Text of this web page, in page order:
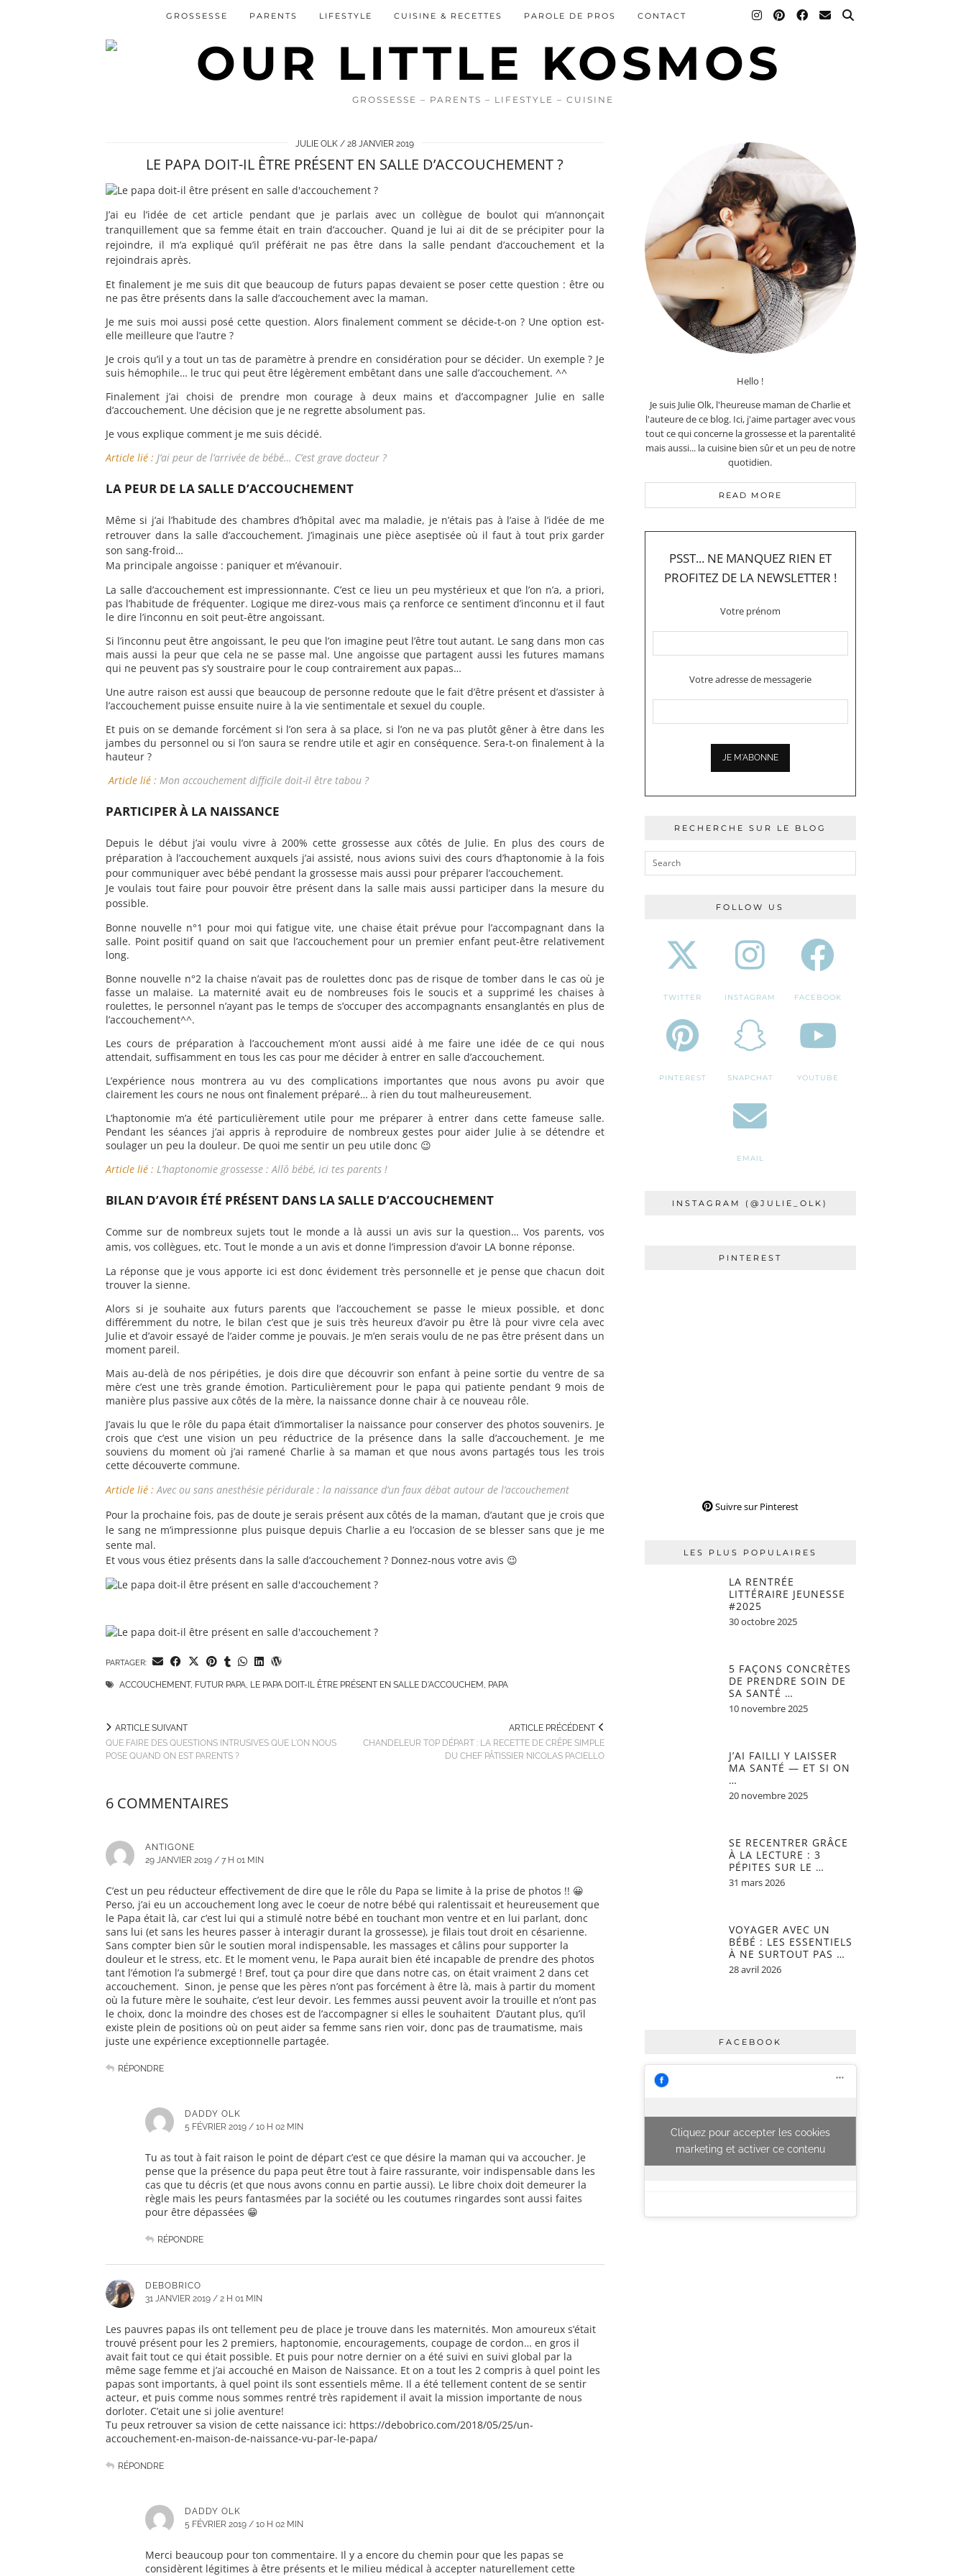
GROSSESSE – PARENTS – LIFESTYLE – CUISINE
GROSSESSE PARENTS LIFESTYLE CUISINE & RECETTES PAROLE DE PROS CONTACT
JULIE OLK 28 JANVIER 2019
LE PAPA DOIT-IL ÊTRE PRÉSENT EN SALLE D’ACCOUCHEMENT ?
J’ai eu l’idée de cet article pendant que je parlais avec un collègue de boulot qui m’annonçait
tranquillement que sa femme était en train d’accoucher. Quand je lui ai dit de se précipiter pour la
rejoindre, il m’a expliqué qu’il préférait ne pas être dans la salle pendant d’accouchement et la
rejoindrais après.
Et finalement je me suis dit que beaucoup de futurs papas devaient se poser cette question : être ou
ne pas être présents dans la salle d’accouchement avec la maman.
Je me suis moi aussi posé cette question. Alors finalement comment se décide-t-on ? Une option est-
elle meilleure que l’autre ?
Je crois qu’il y a tout un tas de paramètre à prendre en considération pour se décider. Un exemple ? Je
suis hémophile… le truc qui peut être légèrement embêtant dans une salle d’accouchement. ^^
Finalement j’ai choisi de prendre mon courage à deux mains et d’accompagner Julie en salle
d’accouchement. Une décision que je ne regrette absolument pas.
Je vous explique comment je me suis décidé.
Article lié : J’ai peur de l’arrivée de bébé… C’est grave docteur ?
LA PEUR DE LA SALLE D’ACCOUCHEMENT
Même si j’ai l’habitude des chambres d’hôpital avec ma maladie, je n’étais pas à l’aise à l’idée de me
retrouver dans la salle d’accouchement. J’imaginais une pièce aseptisée où il faut à tout prix garder
son sang-froid…
Ma principale angoisse : paniquer et m’évanouir.
La salle d’accouchement est impressionnante. C’est ce lieu un peu mystérieux et que l’on n’a, a priori,
pas l’habitude de fréquenter. Logique me direz-vous mais ça renforce ce sentiment d’inconnu et il faut
le dire l’inconnu en soit peut-être angoissant.
Si l’inconnu peut être angoissant, le peu que l’on imagine peut l’être tout autant. Le sang dans mon cas
mais aussi la peur que cela ne se passe mal. Une angoisse que partagent aussi les futures mamans
qui ne peuvent pas s’y soustraire pour le coup contrairement aux papas…
Une autre raison est aussi que beaucoup de personne redoute que le fait d’être présent et d’assister à
l’accouchement puisse ensuite nuire à la vie sentimentale et sexuel du couple.
Et puis on se demande forcément si l’on sera à sa place, si l’on ne va pas plutôt gêner à être dans les
jambes du personnel ou si l’on saura se rendre utile et agir en conséquence. Sera-t-on finalement à la
hauteur ?
Article lié : Mon accouchement difficile doit-il être tabou ?
PARTICIPER À LA NAISSANCE
Depuis le début j’ai voulu vivre à 200% cette grossesse aux côtés de Julie. En plus des cours de
préparation à l’accouchement auxquels j’ai assisté, nous avions suivi des cours d’haptonomie à la fois
pour communiquer avec bébé pendant la grossesse mais aussi pour préparer l’accouchement.
Je voulais tout faire pour pouvoir être présent dans la salle mais aussi participer dans la mesure du
possible.
Bonne nouvelle n°1 pour moi qui fatigue vite, une chaise était prévue pour l’accompagnant dans la
salle. Point positif quand on sait que l’accouchement pour un premier enfant peut-être relativement
long.
Bonne nouvelle n°2 la chaise n’avait pas de roulettes donc pas de risque de tomber dans le cas où je
fasse un malaise. La maternité avait eu de nombreuses fois le soucis et a supprimé les chaises à
roulettes, le personnel n’ayant pas le temps de s’occuper des accompagnants ensanglantés en plus de
l’accouchement^^.
Les cours de préparation à l’accouchement m’ont aussi aidé à me faire une idée de ce qui nous
attendait, suffisamment en tous les cas pour me décider à entrer en salle d’accouchement.
L’expérience nous montrera au vu des complications importantes que nous avons pu avoir que
clairement les cours ne nous ont finalement préparé… à rien du tout malheureusement.
L’haptonomie m’a été particulièrement utile pour me préparer à entrer dans cette fameuse salle.
Pendant les séances j’ai appris à reproduire de nombreux gestes pour aider Julie à se détendre et
soulager un peu la douleur. De quoi me sentir un peu utile donc 😉
Article lié : L’haptonomie grossesse : Allô bébé, ici tes parents !
BILAN D’AVOIR ÉTÉ PRÉSENT DANS LA SALLE D’ACCOUCHEMENT
Comme sur de nombreux sujets tout le monde a là aussi un avis sur la question… Vos parents, vos
amis, vos collègues, etc. Tout le monde a un avis et donne l’impression d’avoir LA bonne réponse.
La réponse que je vous apporte ici est donc évidement très personnelle et je pense que chacun doit
trouver la sienne.
Alors si je souhaite aux futurs parents que l’accouchement se passe le mieux possible, et donc
différemment du notre, le bilan c’est que je suis très heureux d’avoir pu être là pour vivre cela avec
Julie et d’avoir essayé de l’aider comme je pouvais. Je m’en serais voulu de ne pas être présent dans un
moment pareil.
Mais au-delà de nos péripéties, je dois dire que découvrir son enfant à peine sortie du ventre de sa
mère c’est une très grande émotion. Particulièrement pour le papa qui patiente pendant 9 mois de
manière plus passive aux côtés de la mère, la naissance donne chair à ce nouveau rôle.
J’avais lu que le rôle du papa était d’immortaliser la naissance pour conserver des photos souvenirs. Je
crois que c’est une vision un peu réductrice de la présence dans la salle d’accouchement. Je me
souviens du moment où j’ai ramené Charlie à sa maman et que nous avons partagés tous les trois
cette découverte commune.
Article lié : Avec ou sans anesthésie péridurale : la naissance d’un faux débat autour de l’accouchement
Pour la prochaine fois, pas de doute je serais présent aux côtés de la maman, d’autant que je crois que
le sang ne m’impressionne plus puisque depuis Charlie a eu l’occasion de se blesser sans que je me
sente mal.
Et vous vous étiez présents dans la salle d’accouchement ? Donnez-nous votre avis 😉
PARTAGER:
ACCOUCHEMENT, FUTUR PAPA LE PAPA DOIT-IL ÊTRE PRÉSENT EN SALLE D'ACCOUCHEM PAPA
ARTICLE PRÉCÉDENT
CHANDELEUR TOP DÉPART : LA RECETTE DE CRÊPE SIMPLE
DU CHEF PÂTISSIER NICOLAS PACIELLO
ARTICLE SUIVANT
QUE FAIRE DES QUESTIONS INTRUSIVES QUE L'ON NOUS
POSE QUAND ON EST PARENTS ?
6 COMMENTAIRES
ANTIGONE
29 JANVIER 2019 / 7 H 01 MIN
C’est un peu réducteur effectivement de dire que le rôle du Papa se limite à la prise de photos !! 😀
Perso, j’ai eu un accouchement long avec le coeur de notre bébé qui ralentissait et heureusement que
le Papa était là, car c’est lui qui a stimulé notre bébé en touchant mon ventre et en lui parlant, donc
sans lui (et sans les heures passer à interagir durant la grossesse), je filais tout droit en césarienne.
Sans compter bien sûr le soutien moral indispensable, les massages et câlins pour supporter la
douleur et le stress, etc. Et le moment venu, le Papa aurait bien été incapable de prendre des photos
tant l’émotion l’a submergé ! Bref, tout ça pour dire que dans notre cas, on était vraiment 2 dans cet
accouchement. Sinon, je pense que les pères n’ont pas forcément à être là, mais à partir du moment
où la future mère le souhaite, c’est leur devoir. Les femmes aussi peuvent avoir la trouille et n’ont pas
le choix, donc la moindre des choses est de l’accompagner si elles le souhaitent D’autant plus, qu’il
existe plein de positions où on peut aider sa femme sans rien voir, donc pas de traumatisme, mais
juste une expérience exceptionnelle partagée.
RÉPONDRE
DADDY OLK
5 FÉVRIER 2019 / 10 H 02 MIN
Tu as tout à fait raison le point de départ c’est ce que désire la maman qui va accoucher. Je
pense que la présence du papa peut être tout à faire rassurante, voir indispensable dans les
cas que tu décris (et que nous avons connu en partie aussi). Le libre choix doit demeurer la
règle mais les peurs fantasmées par la société ou les coutumes ringardes sont aussi faites
pour être dépassées 😁
RÉPONDRE
DEBOBRICO
31 JANVIER 2019 / 2 H 01 MIN
Les pauvres papas ils ont tellement peu de place je trouve dans les maternités. Mon amoureux s’était
trouvé présent pour les 2 premiers, haptonomie, encouragements, coupage de cordon… en gros il
avait fait tout ce qui était possible. Et puis pour notre dernier on a été suivi en suivi global par la
même sage femme et j’ai accouché en Maison de Naissance. Et on a tout les 2 compris à quel point les
papas sont importants, à quel point ils sont essentiels même. Il a été tellement content de se sentir
acteur, et puis comme nous sommes rentré très rapidement il avait la mission importante de nous
dorloter. C’etait une si jolie aventure!
Tu peux retrouver sa vision de cette naissance ici: https://debobrico.com/2018/05/25/un-
accouchement-en-maison-de-naissance-vu-par-le-papa/
RÉPONDRE
DADDY OLK
5 FÉVRIER 2019 / 10 H 02 MIN
Merci beaucoup pour ton commentaire. Il y a encore du chemin pour que les papas se
considèrent légitimes à être présents et le milieu médical à accepter naturellement cette
Hello !
Je suis Julie Olk, l'heureuse maman de Charlie et
l'auteure de ce blog. Ici, j'aime partager avec vous
tout ce qui concerne la grossesse et la parentalité
mais aussi... la cuisine bien sûr et un peu de notre
quotidien.
READ MORE
PSST... NE MANQUEZ RIEN ET
PROFITEZ DE LA NEWSLETTER !
Votre prénom
Votre adresse de messagerie
RECHERCHE SUR LE BLOG
FOLLOW US
TWITTER INSTAGRAM FACEBOOK
PINTEREST SNAPCHAT YOUTUBE
EMAIL
INSTAGRAM (@JULIE_OLK)
PINTEREST
Suivre sur Pinterest
LES PLUS POPULAIRES
LA RENTRÉE
LITTÉRAIRE JEUNESSE
#2025
30 octobre 2025
5 FAÇONS CONCRÈTES
DE PRENDRE SOIN DE
SA SANTÉ …
10 novembre 2025
J’AI FAILLI Y LAISSER
MA SANTÉ — ET SI ON
…
20 novembre 2025
SE RECENTRER GRÂCE
À LA LECTURE : 3
PÉPITES SUR LE …
31 mars 2026
VOYAGER AVEC UN
BÉBÉ : LES ESSENTIELS
À NE SURTOUT PAS …
28 avril 2026
FACEBOOK
Cliquez pour accepter les cookies
marketing et activer ce contenu